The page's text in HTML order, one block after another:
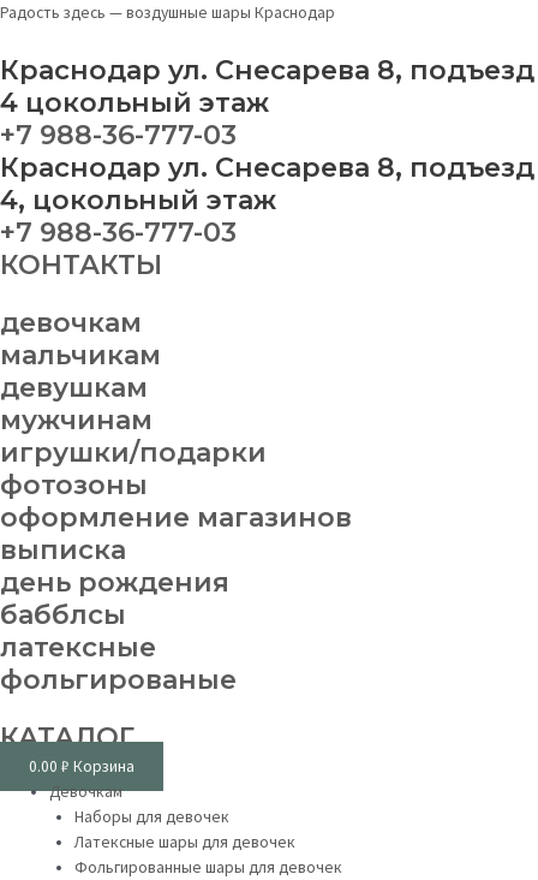
Перейти
содержимому
Радость здесь — воздушные шары Краснодар
Краснодар ул. Снесарева 8, подъезд
4 цокольный этаж
+7 988-36-777-03
Краснодар ул. Снесарева 8, подъезд
4, цокольный этаж
+7 988-36-777-03
КОНТАКТЫ
девочкам
мальчикам
девушкам
мужчинам
игрушки/подарки
фотозоны
оформление магазинов
выписка
день рождения
бабблсы
латексные
фольгированые
КАТАЛОГ
0.00 ₽ Корзина
Меню
Девочкам
Наборы для девочек
Латексные шары для девочек
Фольгированные шары для девочек
Сердце
с
градиентом
quantity